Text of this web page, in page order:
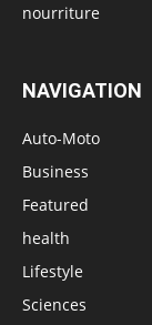
nourriture
NAVIGATION
Auto-Moto
Business
Featured
health
Lifestyle
Sciences